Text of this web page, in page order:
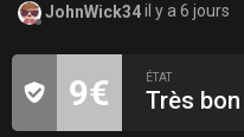
JohnWick34il y a 6 jours
9€ ÉTAT
Très bon